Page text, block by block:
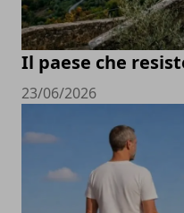
Il paese che
23/06/2026